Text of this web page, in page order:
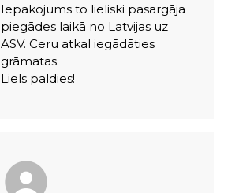
Iepakojums to lieliski pasargāja
piegādes laikā no Latvijas uz
ASV. Ceru atkal iegādāties
grāmatas.
Liels paldies!